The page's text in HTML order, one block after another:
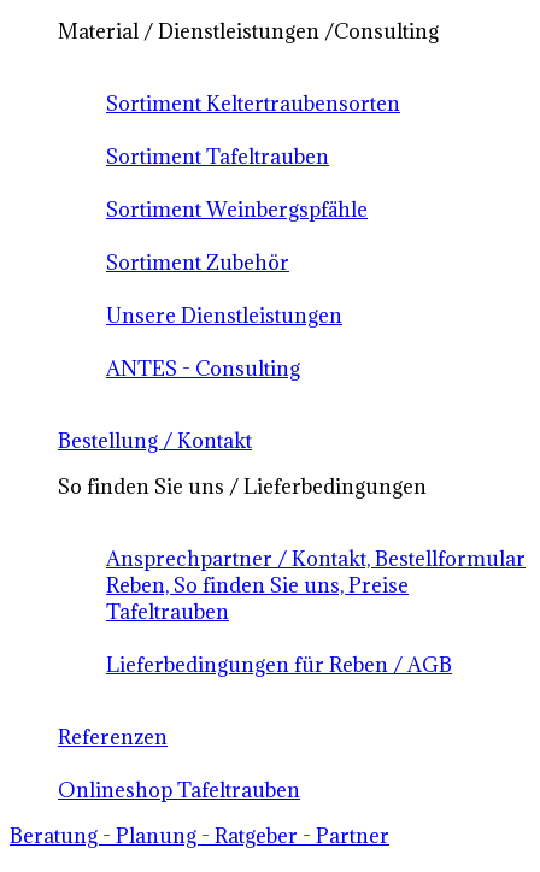
Material / Dienstleistungen /Consulting
Sortiment Keltertraubensorten
Sortiment Tafeltrauben
Sortiment Weinbergspfähle
Sortiment Zubehör
Unsere Dienstleistungen
ANTES - Consulting
Bestellung / Kontakt
So finden Sie uns / Lieferbedingungen
Ansprechpartner / Kontakt, Bestellformular
Reben, So finden Sie uns, Preise
Tafeltrauben
Lieferbedingungen für Reben / AGB
Referenzen
Onlineshop Tafeltrauben
Beratung - Planung - Ratgeber - Partner